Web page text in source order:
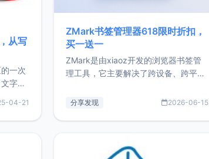
从写
一次
字
以及
职业
我的
04-21
ZMark书签管理器618限时折扣，
买一送一
ZMark是由xiaoz开发的浏览器书签管
理工具，它主要解决了跨设备、跨平
做到一处部署、随处访问。同时，它还
量级： 使用Bun + Hono.js
分享发现 2026-06-15